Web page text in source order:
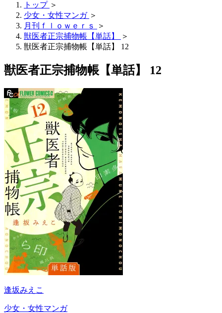
トップ ＞
少女・女性マンガ ＞
月刊ｆｌｏｗｅｒｓ
＞
獣医者正宗捕物帳【単話】
＞
獣医者正宗捕物帳【単話】 12
獣医者正宗捕物帳【単話】 12
逢坂みえこ
少女・女性マンガ